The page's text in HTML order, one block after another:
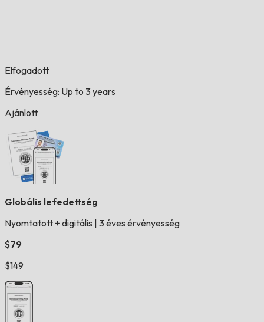
Elfogadott
Érvényesség: Up to 3 years
Ajánlott
Globális lefedettség
Nyomtatott + digitális 3 éves érvényesség
$79
$149